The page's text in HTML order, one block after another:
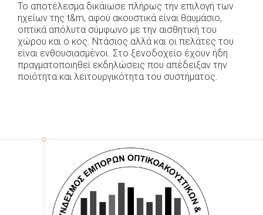
Το αποτέλεσμα δικάιωσε πλήρως την επιλογή των
ηχείων της t&m, αφού ακουστικά είναι θαυμάσιο,
οπτικά απόλυτα σύμφωνο με την αισθητική του
χώρου και ο κος. Ντάσιος αλλά και οι πελάτες του
είναι ενθουσιασμένοι. Στο ξενοδοχείο έχουν ήδη
πραγματοποιηθεί εκδηλώσεις που απέδειξαν την
ποιότητα και λειτουργικότητα του συστήματος.